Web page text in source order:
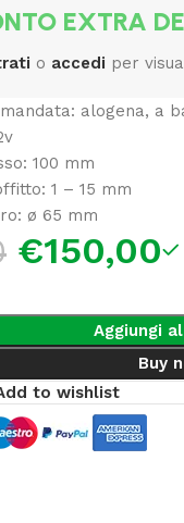
EXTRA
o accedi per
alogena, a
100 mm
1 – 15 mm
ø 65 mm
€150,00
Aggiungi
Buy
to wishlist